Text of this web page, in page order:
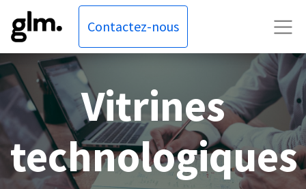
Contactez-nous
Vitrines
technologiques